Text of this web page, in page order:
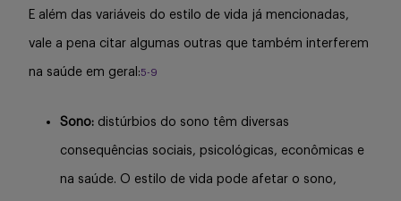
E além das variáveis do estilo de vida já mencionadas,
vale a pena citar algumas outras que também interferem
na saúde em geral:5-9
Sono: distúrbios do sono têm diversas
consequências sociais, psicológicas, econômicas e
na saúde. O estilo de vida pode afetar o sono,